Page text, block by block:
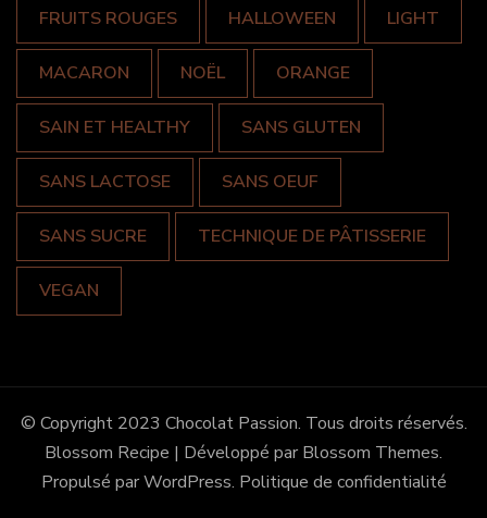
FRUITS ROUGES HALLOWEEN LIGHT
MACARON NOËL ORANGE
SAIN ET HEALTHY SANS GLUTEN
SANS LACTOSE SANS OEUF
SANS SUCRE TECHNIQUE DE PÂTISSERIE
VEGAN
© Copyright 2023 Chocolat Passion. Tous droits réservés.
Blossom Recipe | Développé par Blossom Themes.
Propulsé parWordPress. Politique de confidentialité